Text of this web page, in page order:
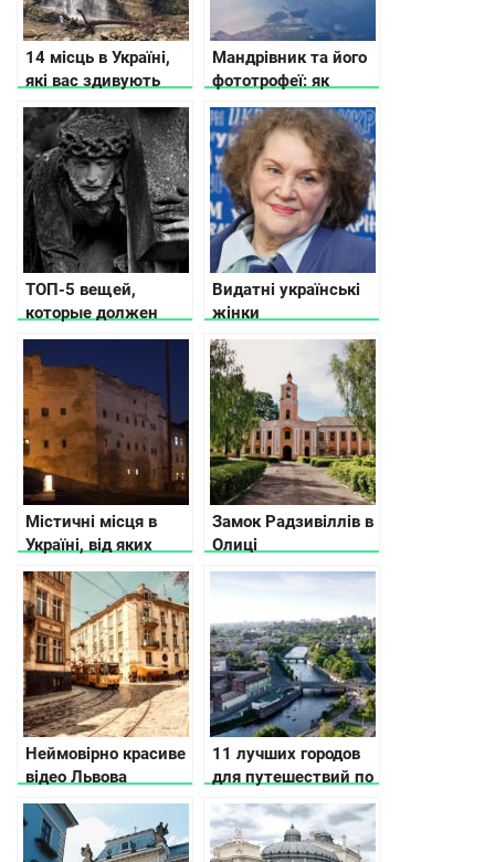
14 місць в Україні,
які вас здивують
Мандрівник та його
фототрофеї: як
зробити вдалі
тревел знімки
ТОП-5 вещей,
которые должен
сделать каждый
украинец
Видатні українські
жінки
Містичні місця в
Україні, від яких
мурашки по шкірі
Замок Радзивіллів в
Олиці
Неймовірно красиве
відео Львова
11 лучших городов
для путешествий по
Украине по версии
CNN